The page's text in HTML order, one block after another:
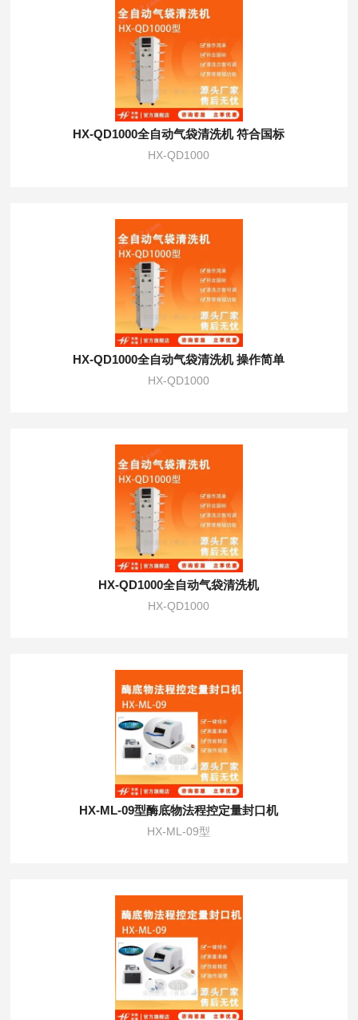
HX-QD1000全自动气袋清洗机 符合国标
HX-QD1000
HX-QD1000全自动气袋清洗机 操作简单
HX-QD1000
HX-QD1000全自动气袋清洗机
HX-QD1000
HX-ML-09型酶底物法程控定量封口机
HX-ML-09型